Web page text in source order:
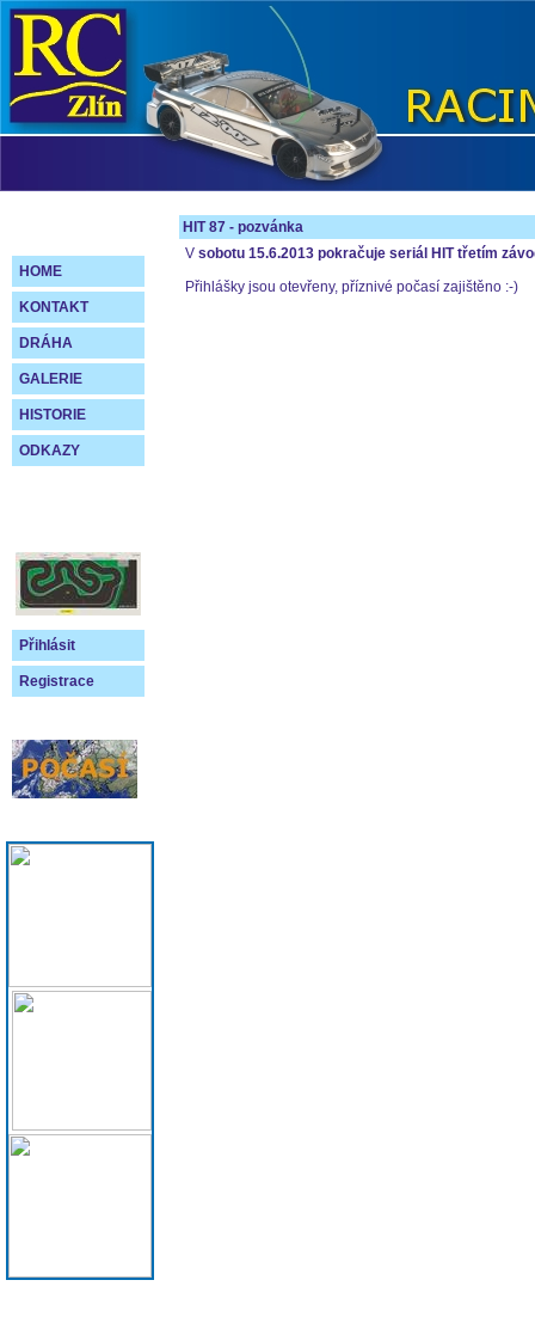
HOME
KONTAKT
DRÁHA
GALERIE
HISTORIE
ODKAZY
Přihlásit
Registrace
HIT 87 - pozvánka
V sobotu 15.6.2013 pokračuje seriál HIT třetím
Přihlášky jsou otevřeny, příznivé počasí zajištěno :-)